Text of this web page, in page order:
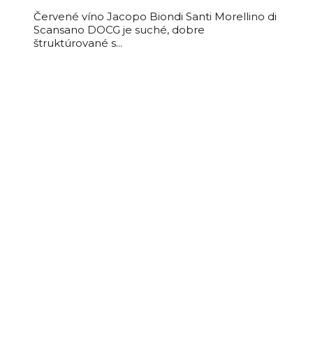
Červené víno Jacopo Biondi Santi Morellino di
Scansano DOCG je suché, dobre
štruktúrované s...